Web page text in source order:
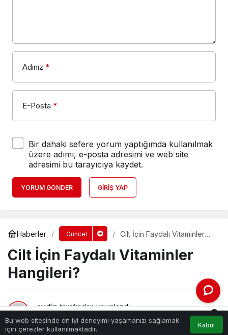
Adınız *
E-Posta *
Bir dahaki sefere yorum yaptığımda kullanılmak
üzere adımı, e-posta adresimi ve web site
adresimi bu tarayıcıya kaydet.
YORUM GÖNDER GIRIŞ YAP
Haberler Güncel
Cilt İçin Faydalı Vitaminler
Cilt İçin Faydalı Vitaminler
Hangileri?
aydintarafından yayınlandı
9 Aralık 2023, 10:56yayınlandı
217
Bu web sitesinde en iyi deneyimi yaşamanızı sağlamak
için çerezler kullanılmaktadır.
Kabul
Anasayfa Akış Bildirimler